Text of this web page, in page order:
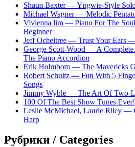
Shaun Baxter — Yngwie-Style
Michael Wagner — Melodic
Vivienna lim — Piano For The
Beginner
Jeff Ocheltree — Trust Your Ears
George Scott-Wood — A
The Piano Accordion
Erik Holmbom — The Mavericks
Robert Schultz — Fun With 5
Songs
Jimmy Wyble — The Art Of Two-
100 Of The Best Show Tunes Ever!
Leslie McMichael, Laurie Riley —
Harp
Рубрики / Categories